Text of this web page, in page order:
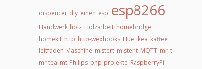
dispencer diy einen esp esp8266
Handwerk holz Holzarbeit homebridge
homekit http http-webhooks Hue Ikea kaffee
leitfaden Maschine mistert mister t MQTT mr. t
mr tea mt Philips php projekte RaspberryPi